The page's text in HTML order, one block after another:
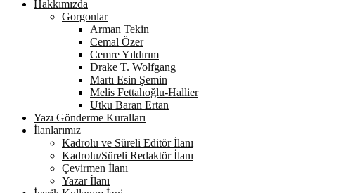
Hakkımızda
Gorgonlar
Arman Tekin
Cemal Özer
Cemre Yıldırım
Drake T. Wolfgang
Martı Esin Şemin
Melis Fettahoğlu-Hallier
Utku Baran Ertan
Yazı Gönderme Kuralları
İlanlarımız
Kadrolu ve Süreli Editör İlanı
Kadrolu/Süreli Redaktör İlanı
Çevirmen İlanı
Yazar İlanı